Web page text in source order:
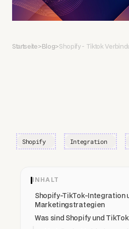
Startseite> Blog>Shopify - Tiktok
Shopify Integration
INHALT
Shopify-TikTok-Integration
Marketingstrategien
Was sind Shopify und